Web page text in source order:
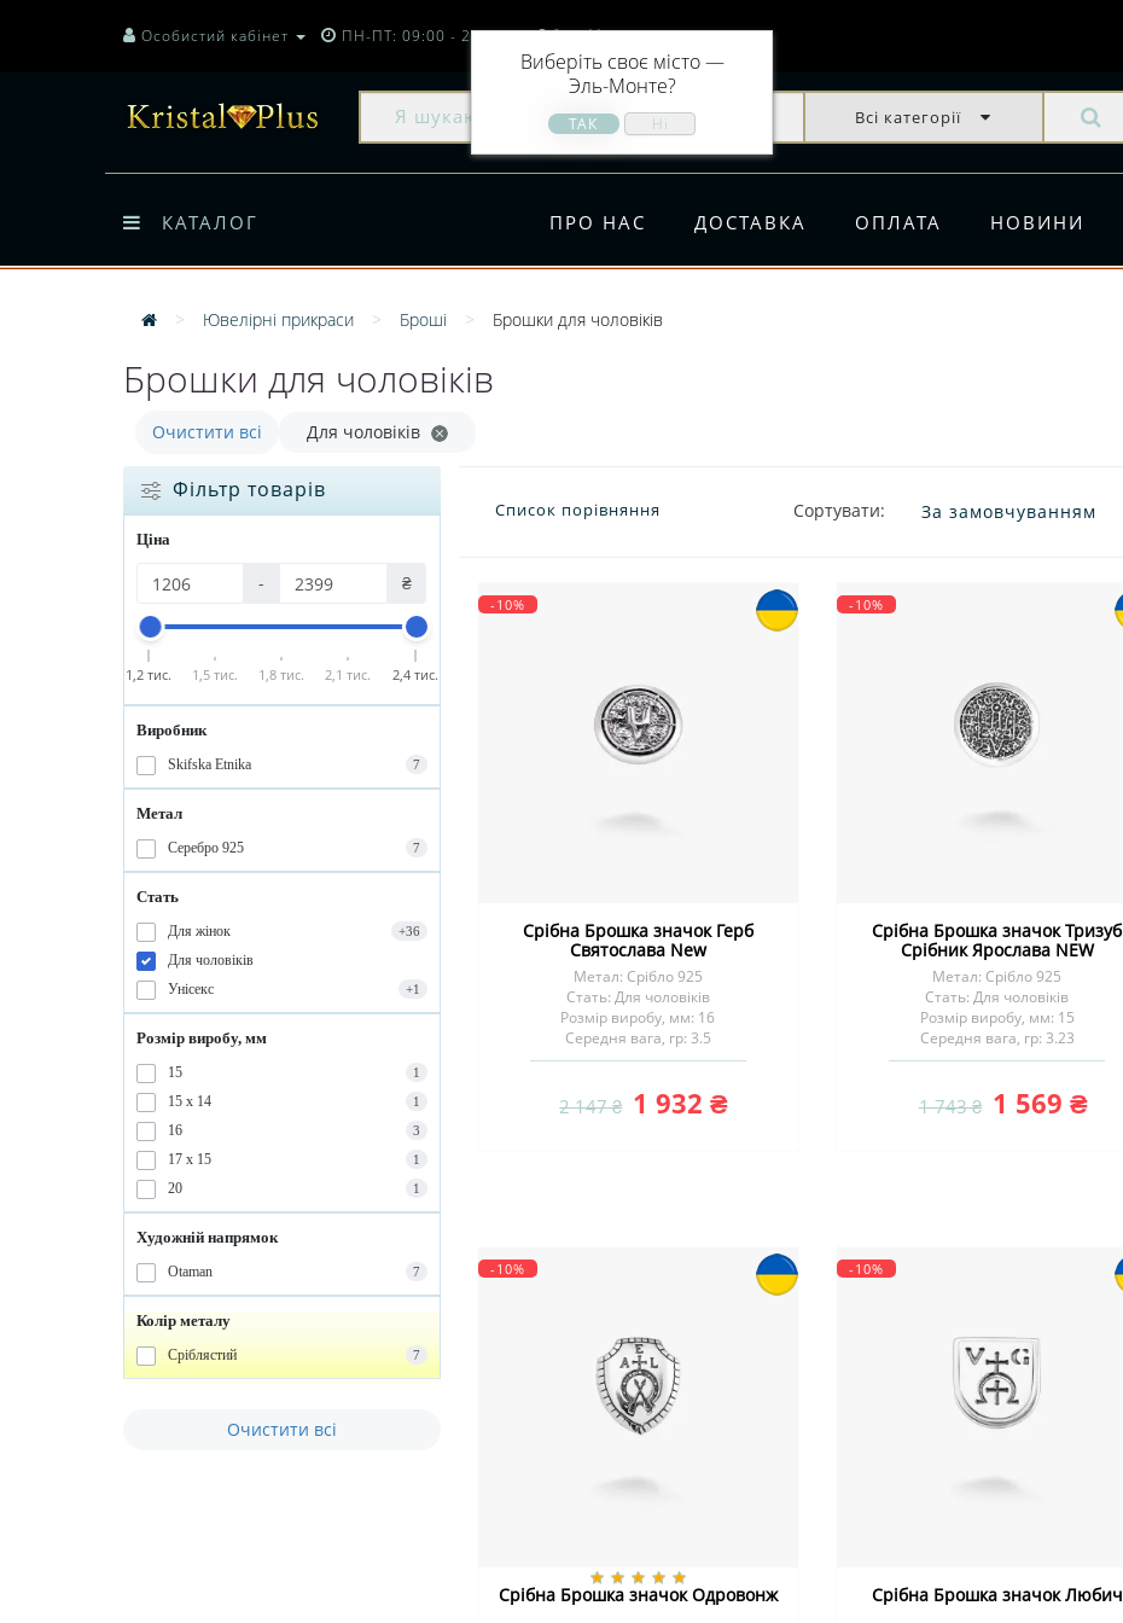
Особистий кабінет ПН-ПТ: 09:00 - 20:00 Эль-Монте
Виберіть своє місто —
Эль-Монте?
Всі категорії
КАТАЛОГ ПРО НАС ДОСТАВКА ОПЛАТА НОВИНИ
Ювелірні прикраси Броші Брошки для чоловіків
Брошки для чоловіків
Очистити всі Для чоловіків
Фільтр товарів
Ціна
- ₴
1,2 тис. 1,5 тис. 1,8 тис. 2,1 тис. 2,4 тис.
Виробник
Skifska Etnika 7
Метал
Серебро 925 7
Стать
Для жінок +36
Для чоловіків
Унісекс
+1
Розмір виробу, мм
15 1
15 х 14 1
16 3
17 х 15 1
20 1
Художній напрямок
Otaman 7
Колір металу
Сріблястий 7
Очистити всі
Список порівняння Сортувати:
-10%
Срібна Брошка значок Герб
Святослава New
Метал: Срібло 925
Стать: Для чоловіків
Розмір виробу, мм: 16
Середня вага, гр: 3.5
2 147 ₴ 1 932 ₴
-10%
Срібна Брошка значок Тризуб
Срібник Ярослава NEW
Метал: Срібло 925
Стать: Для чоловіків
Розмір виробу, мм: 15
Середня вага, гр: 3.23
1 743 ₴ 1 569 ₴
-10%
Срібна Брошка значок Одровонж
-10%
Срібна Брошка значок Любич